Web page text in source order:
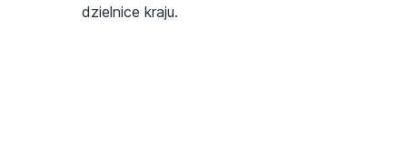
dzielnice kraju.